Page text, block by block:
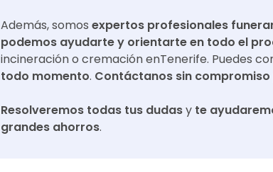
Además, somos expertos profesionales
podemos ayudarte y orientarte en todo el
incineración o cremación enTenerife. Puedes
todo momento. Contáctanos sin compromiso
Resolveremos todas tus dudasy te
grandes ahorros.